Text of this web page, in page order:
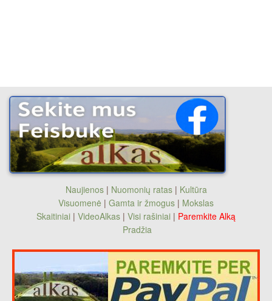
Naujienos| Nuomonių ratas| Kultūra
Visuomenė | Gamta ir žmogus | Mokslas
Skaitiniai | VideoAlkas | Visi rašiniai | Paremkite Alką
Pradžia